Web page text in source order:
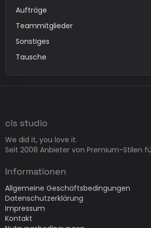
Aufträge
Teammitglieder
Sonstiges
Tausche
cls studio
We did it, you love it.
Seit 2008 Anbieter von Premium-Stilen
Informationen
Allgemeine Geschäftsbedingungen
Datenschutzerklärung
Impressum
Kontakt